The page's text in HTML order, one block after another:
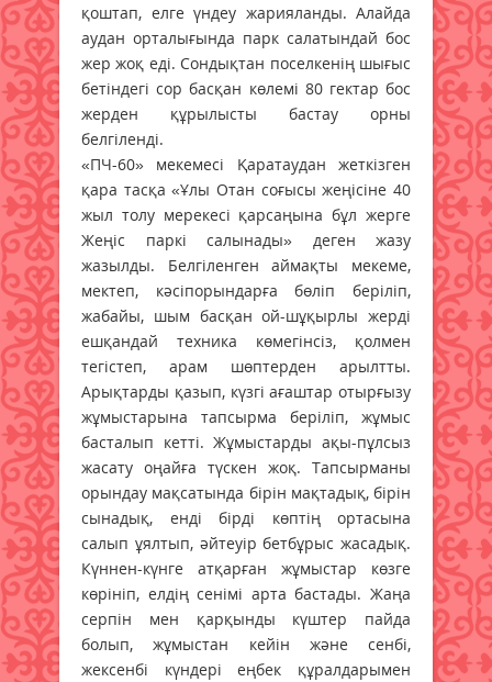
қоштап, елге үндеу жарияланды. Алайда
аудан орталығында парк салатындай бос
жер жоқ еді. Сондықтан поселкенің шығыс
бетіндегі сор басқан көлемі 80 гектар бос
жерден құрылысты бастау орны
белгіленді.
«ПЧ-60» мекемесі Қаратаудан жеткізген
қара тасқа «Ұлы Отан соғысы жеңісіне 40
жыл толу мерекесі қарсаңына бұл жерге
Жеңіс паркі салынады» деген жазу
жазылды. Белгіленген аймақты мекеме,
мектеп, кәсіпорындарға бөліп беріліп,
жабайы, шым басқан ой-шұқырлы жерді
ешқандай техника көмегінсіз, қолмен
тегістеп, арам шөптерден арылтты.
Арықтарды қазып, күзгі ағаштар отырғызу
жұмыстарына тапсырма беріліп, жұмыс
басталып кетті. Жұмыстарды ақы-пұлсыз
жасату оңайға түскен жоқ. Тапсырманы
орындау мақсатында бірін мақтадық, бірін
сынадық, енді бірді көптің ортасына
салып ұялтып, әйтеуір бетбұрыс жасадық.
Күннен-күнге атқарған жұмыстар көзге
көрініп, елдің сенімі арта бастады. Жаңа
серпін мен қарқынды күштер пайда
болып, жұмыстан кейін және сенбі,
жексенбі күндері еңбек құралдарымен